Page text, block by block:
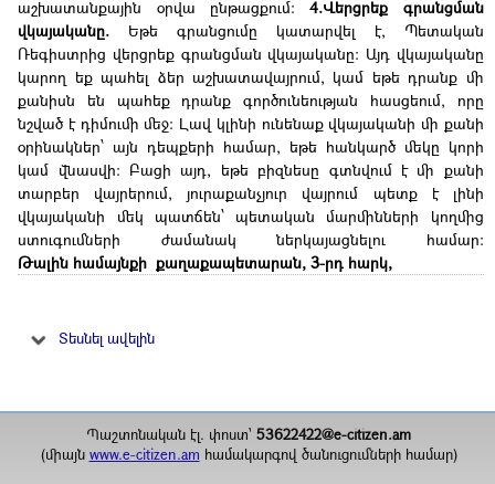
աշխատանքային օրվա ընթացքում:4.Վերցրեք գրանցման
վկայականը. Եթե գրանցումը կատարվել է, Պետական
Ռեգիստրից վերցրեք գրանցման վկայականը: Այդ վկայականը
կարող եք պահել ձեր աշխատավայրում, կամ եթե դրանք մի
քանիսն են պահեք դրանք գործունեության հասցեում, որը
նշված է դիմումի մեջ: Լավ կլինի ունենաք վկայականի մի քանի
օրինակներ՝ այն դեպքերի համար, եթե հանկարծ մեկը կորի
կամ վնասվի: Բացի այդ, եթե բիզնեսը գտնվում է մի քանի
տարբեր վայրերում, յուրաքանչյուր վայրում պետք է լինի
վկայականի մեկ պատճեն՝ պետական մարմինների կողմից
ստուգումների ժամանակ ներկայացնելու համար:
Թալին համայնքի քաղաքապետարան, 3-րդ հարկ,
Տեսնել ավելին
Պատասխանատու անձ
ԱՎԵՏԻՍՅԱՆ ԱՎԵՏԻՔ (Աշխատակազմի քարտուղար)
Պաշտոնական էլ. փոստ`53622422@e-citizen.am
(միայն www.e-citizen.am համակարգով ծանուցումների համար)